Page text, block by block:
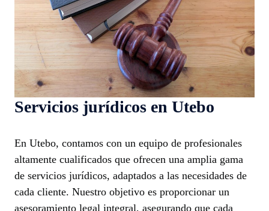
Servicios jurídicos en Utebo
En Utebo, contamos con un equipo de profesionales
altamente cualificados que ofrecen una amplia gama
de servicios jurídicos, adaptados a las necesidades de
cada cliente. Nuestro objetivo es proporcionar un
asesoramiento legal integral, asegurando que cada